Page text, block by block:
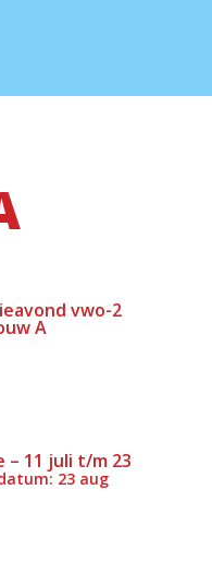
vwo-2
A
– 11 juli t/m 23
23 aug